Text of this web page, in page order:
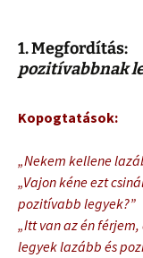
1. Megfordítás:
pozitívabbnak
Kopogtatások:
„Nekem kellene
„Vajon kéne ezt
pozitívabb legyek?”
„Itt van az én
legyek lazább és